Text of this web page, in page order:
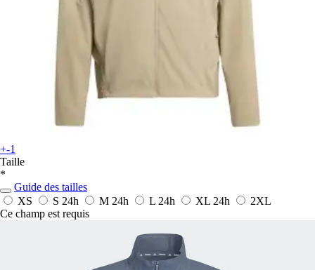
+-1
Taille
*
Guide des tailles
XS
S 24h M 24h L 24h XL 24h
2XL
Ce champ est requis